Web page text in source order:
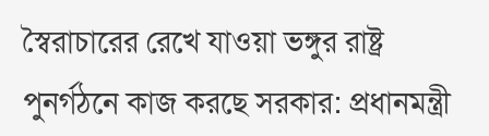
স্বৈরাচারের রেখে যাওয়া ভঙ্গুর রাষ্ট্র
পুনর্গঠনে কাজ করছে সরকার: প্রধানমন্ত্রী